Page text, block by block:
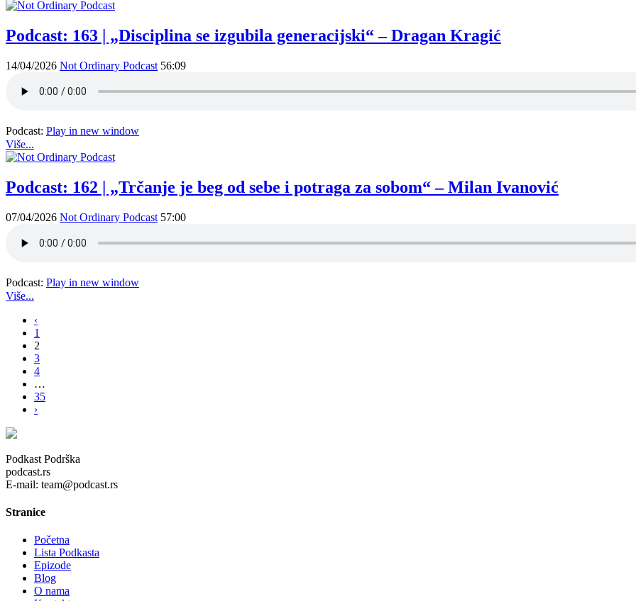
Podcast: 163 | „Disciplina se izgubila generacijski“ – Dragan Kragić
14/04/2026 Not Ordinary Podcast 56:09
Podcast: Play in new window
Više...
Podcast: 162 | „Trčanje je beg od sebe i potraga za sobom“ – Milan Ivanović
07/04/2026 Not Ordinary Podcast 57:00
Podcast: Play in new window
Više...
‹
1
2
3
4
…
35
›
Podkast Podrška
podcast.rs
E-mail: team@podcast.rs
Stranice
Početna
Lista Podkasta
Epizode
Blog
O nama